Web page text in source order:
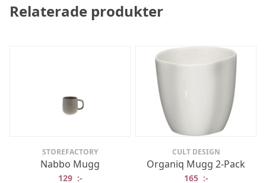
Relaterade produkter
STOREFACTORY
Nabbo Mugg
129 :-
CULT DESIGN
Organiq Mugg 2-Pack
165 :-